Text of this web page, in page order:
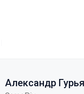
Александр